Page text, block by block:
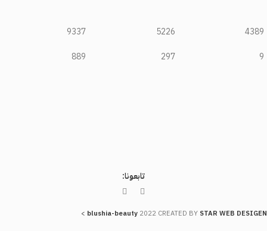
4389
9
5226
297
9337
889
تابعونا:
blushia-beauty 2022 CREATED BY STAR WEB DESIGEN
>